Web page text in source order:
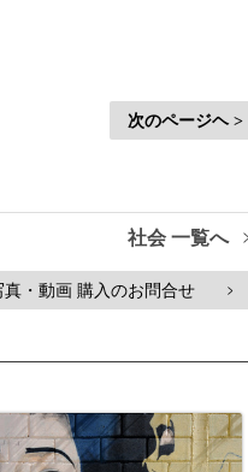
次のページヘ >
社会 一覧へ
・動画 購入のお問合せ >